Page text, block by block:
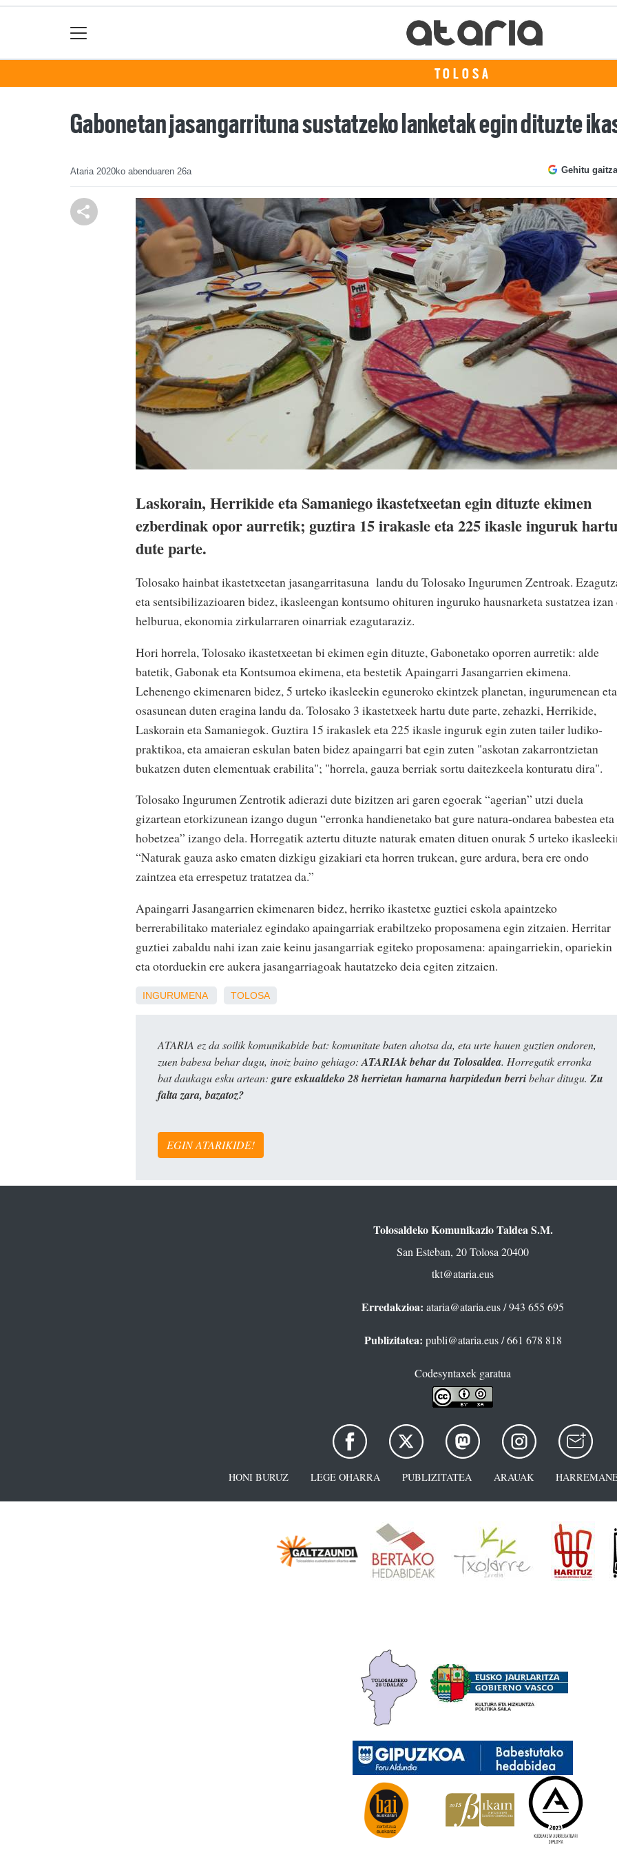
TOLOSA
Gabonetan jasangarrituna sustatzeko lanketak egin dituzte
Ataria 2020ko abenduaren 26a Gehitu
Laskorain, Herrikide eta Samaniego ikastetxeetan egin dituzte ekimen
ezberdinak opor aurretik; guztira 15 irakasle eta 225 ikasle inguruk hartu
dute parte.
Tolosako hainbat ikastetxeetan jasangarritasuna landu du Tolosako Ingurumen Zentroak.
eta sentsibilizazioaren bidez, ikasleengan kontsumo ohituren inguruko hausnarketa sustatzea izan
helburua, ekonomia zirkularraren oinarriak ezagutaraziz.
Hori horrela, Tolosako ikastetxeetan bi ekimen egin dituzte, Gabonetako oporren aurretik: alde
batetik, Gabonak eta Kontsumoa ekimena, eta bestetik Apaingarri Jasangarrien ekimena.
Lehenengo ekimenaren bidez, 5 urteko ikasleekin eguneroko ekintzek planetan, ingurumenean eta
osasunean duten eragina landu da. Tolosako 3 ikastetxeek hartu dute parte, zehazki, Herrikide,
Laskorain eta Samaniegok. Guztira 15 irakaslek eta 225 ikasle inguruk egin zuten tailer ludiko-
praktikoa, eta amaieran eskulan baten bidez apaingarri bat egin zuten "askotan zakarrontzietan
bukatzen duten elementuak erabilita"; "horrela, gauza berriak sortu daitezkeela konturatu dira".
Tolosako Ingurumen Zentrotik adierazi dute bizitzen ari garen egoerak “agerian” utzi duela
gizartean etorkizunean izango dugun “erronka handienetako bat gure natura-ondarea babestea eta
hobetzea” izango dela. Horregatik aztertu dituzte naturak ematen dituen onurak 5 urteko
“Naturak gauza asko ematen dizkigu gizakiari eta horren trukean, gure ardura, bera ere ondo
zaintzea eta errespetuz tratatzea da.”
Apaingarri Jasangarrien ekimenaren bidez, herriko ikastetxe guztiei eskola apaintzeko
berrerabilitako materialez egindako apaingarriak erabiltzeko proposamena egin zitzaien. Herritar
guztiei zabaldu nahi izan zaie keinu jasangarriak egiteko proposamena: apaingarriekin, opariekin
eta otorduekin ere aukera jasangarriagoak hautatzeko deia egiten zitzaien.
INGURUMENA TOLOSA
ATARIA ez da soilik komunikabide bat: komunitate baten ahotsa da, eta urte hauen guztien ondoren,
zuen babesa behar dugu, inoiz baino gehiago:ATARIAk behar du Tolosaldea. Horregatik erronka
bat daukagu esku artean: gure eskualdeko 28 herrietan hamarna harpidedun berribehar ditugu. Zu
falta zara, bazatoz?
EGIN ATARIKIDE!
Tolosaldeko Komunikazio Taldea S.M.
San Esteban, 20 Tolosa 20400
tkt@ataria.eus
Erredakzioa: ataria@ataria.eus/ 943 655 695
Publizitatea: publi@ataria.eus/ 661 678 818
Codesyntaxek garatua
HONI BURUZ LEGE OHARRA PUBLIZITATEA ARAUAK